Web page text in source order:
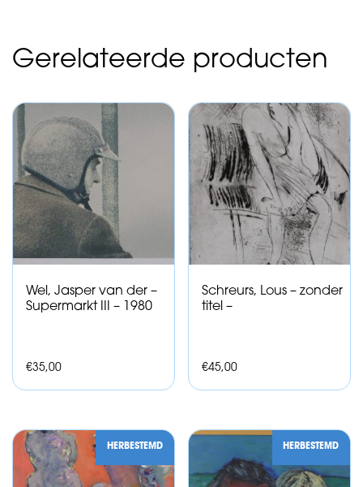
Gerelateerde producten
Wel, Jasper van der –
Supermarkt III – 1980
€35,00
Schreurs, Lous – zonder
titel –
€45,00
HERBESTEMD HERBESTEMD